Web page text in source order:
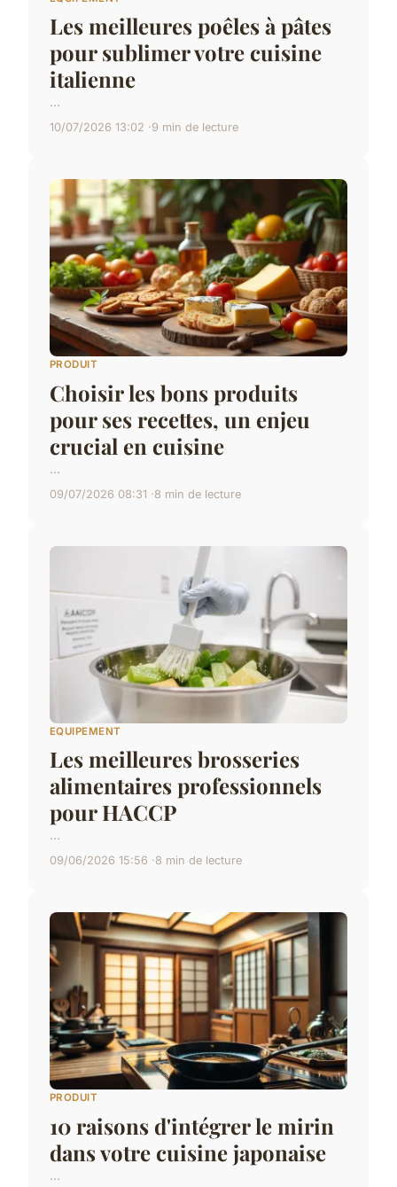
Les meilleures poêles à pâtes
pour sublimer votre cuisine
italienne
...
10/07/2026 13:02 9 min de lecture
PRODUIT
Choisir les bons produits
pour ses recettes, un enjeu
crucial en cuisine
...
09/07/2026 08:31 8 min de lecture
EQUIPEMENT
Les meilleures brosseries
alimentaires professionnels
pour HACCP
...
09/06/2026 15:56 8 min de lecture
PRODUIT
10 raisons d'intégrer le mirin
dans votre cuisine japonaise
...